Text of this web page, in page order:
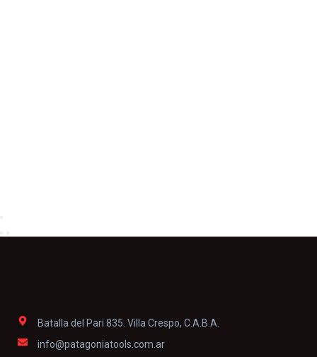
Batalla del Pari 835. Villa Crespo, C.A.B.A.
info@patagoniatools.com.ar